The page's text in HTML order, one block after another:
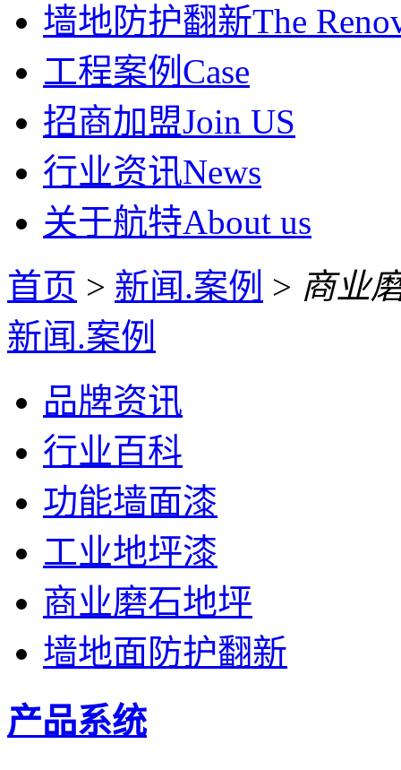
墙地防护翻新The
工程案例 Case
招商加盟Join US
行业资讯News
关于航特About us
首页 > 新闻.案例 > 商业
新闻.案例
品牌资讯
行业百科
功能墙面漆
工业地坪漆
商业磨石地坪
墙地面防护翻新
产品系统